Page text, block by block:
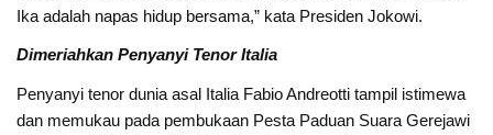
Ika adalah napas hidup bersama,” kata Presiden Jokowi.
Dimeriahkan Penyanyi Tenor Italia
Penyanyi tenor dunia asal Italia Fabio Andreotti tampil istimewa
dan memukau pada pembukaan Pesta Paduan Suara Gerejawi